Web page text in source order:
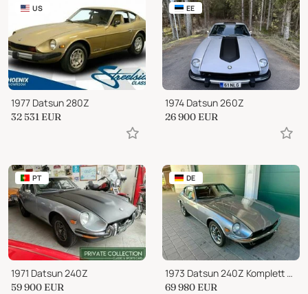
US
1977 Datsun 280Z
32 531 EUR
EE
1974 Datsun 260Z
26 900 EUR
PT
1971 Datsun 240Z
59 900 EUR
DE
1973 Datsun 240Z Komplett neu restauriert
69 980 EUR